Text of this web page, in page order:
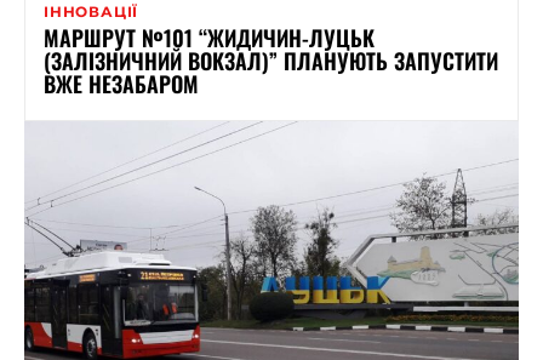
ІННОВАЦІЇ
МАРШРУТ №101 “ЖИДИЧИН-ЛУЦЬК
(ЗАЛІЗНИЧНИЙ ВОКЗАЛ)” ПЛАНУЮТЬ ЗАПУСТИТИ
ВЖЕ НЕЗАБАРОМ